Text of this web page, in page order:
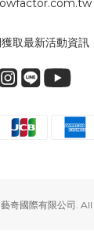
取最新活動資訊
國際有限公司. All